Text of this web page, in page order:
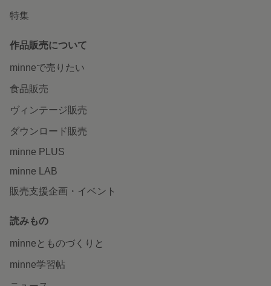
特集
作品販売について
minneで売りたい
食品販売
ヴィンテージ販売
ダウンロード販売
minne PLUS
minne LAB
販売支援企画・イベント
読みもの
minneとものづくりと
minne学習帖